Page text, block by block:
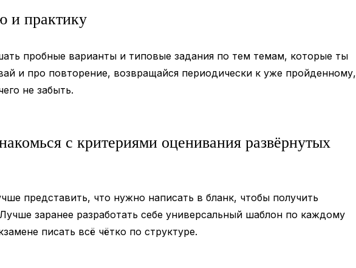
и практику
пробные варианты и типовые задания по тем темам, которые ты
и про повторение, возвращайся периодически к уже пройденному,
не забыть.
с критериями оценивания развёрнутых
представить, что нужно написать в бланк, чтобы получить
заранее разработать себе универсальный шаблон по каждому
писать всё чётко по структуре.